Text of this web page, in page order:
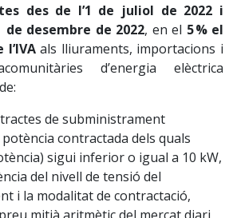
des de l’1 de juliol de 2022 i
desembre de 2022, en el 5%el
als lliuraments, importacions i
d’energia elèctrica
de subministrament
potència contractada dels quals
sigui inferior o igual a 10 kW,
del nivell de tensió del
i la modalitat de contractació,